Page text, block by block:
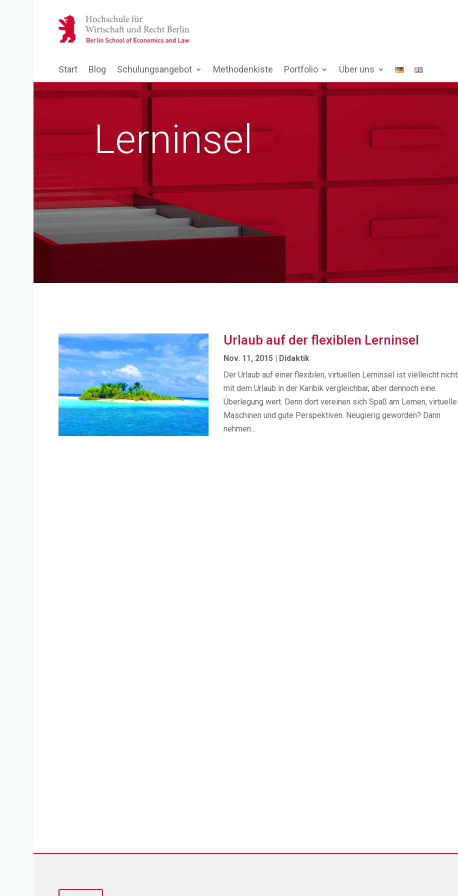
Start Blog Schulungsangebot Methodenkiste Portfolio Über uns
Lerninsel
Urlaub auf der flexiblen Lerninsel
Nov. 11, 2015 | Didaktik
Der Urlaub auf einer flexiblen, virtuellen Lerninsel ist vielleicht nicht
mit dem Urlaub in der Karibik vergleichbar, aber dennoch eine
Überlegung wert. Denn dort vereinen sich Spaß am Lernen, virtuelle
Maschinen und gute Perspektiven. Neugierig geworden? Dann
nehmen...